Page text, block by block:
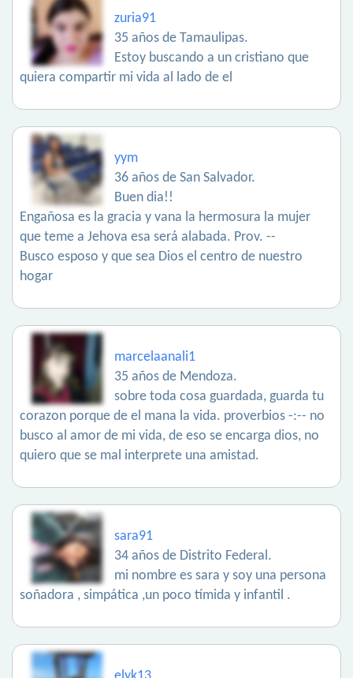
zuria91
35 años de Tamaulipas.
Estoy buscando a un cristiano que
quiera compartir mi vida al lado de el
yym
36 años de San Salvador.
Buen dia!!
Engañosa es la gracia y vana la hermosura la mujer
que teme a Jehova esa será alabada. Prov. --
Busco esposo y que sea Dios el centro de nuestro
hogar
marcelaanali1
35 años de Mendoza.
sobre toda cosa guardada, guarda tu
corazon porque de el mana la vida. proverbios -:-- no
busco al amor de mi vida, de eso se encarga dios, no
quiero que se mal interprete una amistad.
sara91
34 años de Distrito Federal.
mi nombre es sara y soy una persona
soñadora , simpática ,un poco tímida y infantil .